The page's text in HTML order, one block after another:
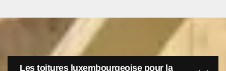
Les toitures luxembourgeoise pour la